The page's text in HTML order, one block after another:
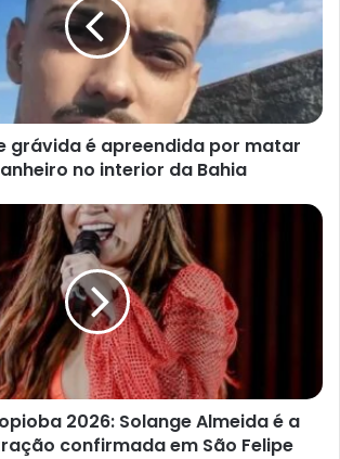
grávida é apreendida por matar
no interior da Bahia
2026: Solange Almeida é a
confirmada em São Felipe